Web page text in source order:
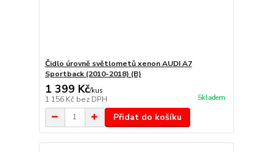
Čidlo úrovně světlometů xenon AUDI A7
Sportback (2010-2018) (B)
1 399 Kč/kus
1 156 Kč bez DPH Skladem
Přidat do košíku